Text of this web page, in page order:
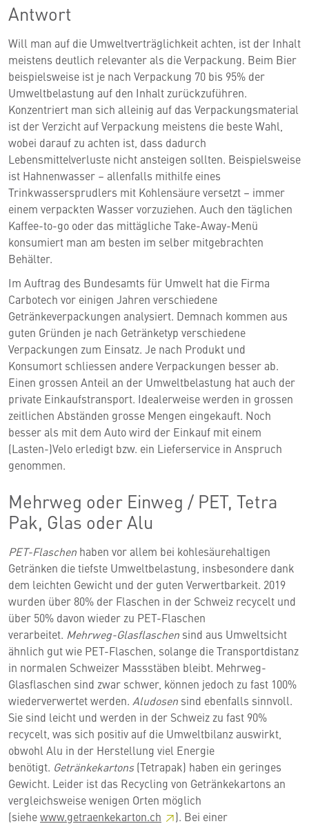
Antwort
Will man auf die Umweltverträglichkeit achten, ist der Inhalt
meistens deutlich relevanter als die Verpackung. Beim Bier
beispielsweise ist je nach Verpackung 70 bis 95% der
Umweltbelastung auf den Inhalt zurückzuführen.
Konzentriert man sich alleinig auf das Verpackungsmaterial
ist der Verzicht auf Verpackung meistens die beste Wahl,
wobei darauf zu achten ist, dass dadurch
Lebensmittelverluste nicht ansteigen sollten. Beispielsweise
ist Hahnenwasser – allenfalls mithilfe eines
Trinkwassersprudlers mit Kohlensäure versetzt – immer
einem verpackten Wasser vorzuziehen. Auch den täglichen
Kaffee-to-go oder das mittägliche Take-Away-Menü
konsumiert man am besten im selber mitgebrachten
Behälter.
Im Auftrag des Bundesamts für Umwelt hat die Firma
Carbotech vor einigen Jahren verschiedene
Getränkeverpackungen analysiert. Demnach kommen aus
guten Gründen je nach Getränketyp verschiedene
Verpackungen zum Einsatz. Je nach Produkt und
Konsumort schliessen andere Verpackungen besser ab.
Einen grossen Anteil an der Umweltbelastung hat auch der
private Einkaufstransport. Idealerweise werden in grossen
zeitlichen Abständen grosse Mengen eingekauft. Noch
besser als mit dem Auto wird der Einkauf mit einem
(Lasten-)Velo erledigt bzw. ein Lieferservice in Anspruch
genommen.
Mehrweg oder Einweg / PET, Tetra
Pak, Glas oder Alu
PET-Flaschen haben vor allem bei kohlesäurehaltigen
Getränken die tiefste Umweltbelastung, insbesondere dank
dem leichten Gewicht und der guten Verwertbarkeit. 2019
wurden über 80% der Flaschen in der Schweiz recycelt und
über 50% davon wieder zu PET-Flaschen
verarbeitet. Mehrweg-Glasflaschen sind aus Umweltsicht
ähnlich gut wie PET-Flaschen, solange die Transportdistanz
in normalen Schweizer Massstäben bleibt. Mehrweg-
Glasflaschen sind zwar schwer, können jedoch zu fast 100%
wiederverwertet werden. Aludosen sind ebenfalls sinnvoll.
Sie sind leicht und werden in der Schweiz zu fast 90%
recycelt, was sich positiv auf die Umweltbilanz auswirkt,
obwohl Alu in der Herstellung viel Energie
benötigt. Getränkekartons(Tetrapak) haben ein geringes
Gewicht. Leider ist das Recycling von Getränkekartons an
vergleichsweise wenigen Orten möglich
(siehewww.getraenkekarton.ch
). Bei einer